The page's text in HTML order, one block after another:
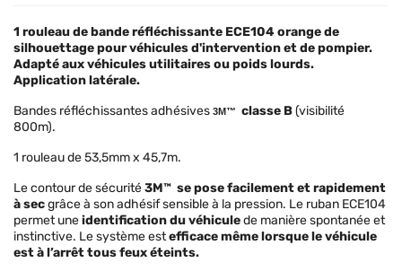
1 rouleau de bande réfléchissante ECE104 orange de
silhouettagepour véhicules d'intervention et de pompier.
Adapté aux véhicules utilitaires ou poids lourds.
Application latérale.
Bandes réfléchissantes adhésives 3M™ classe B(visibilité
800m).
1 rouleau de 53,5mm x 45,7m.
Le contour de sécurité3M™ se pose facilement et rapidement
à secgrâce à son adhésif sensible à la pression. Le ruban ECE104
permet uneidentification du véhiculede manière spontanée et
instinctive. Le système estefficace même lorsque le véhicule
est à l’arrêt tous feux éteints.